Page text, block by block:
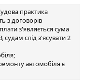
практика
з договорів
з'являється сума
слід з'ясувати 2
автомобіля є